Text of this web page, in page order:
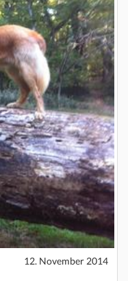
12. November 2014